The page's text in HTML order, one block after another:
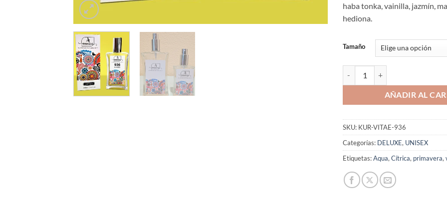
haba tonka, vainilla, jazmín,
hediona.
Tamaño
AÑADIR AL
SKU: KUR-VITAE-936
Categorías: DELUXE, UNISEX
Etiquetas:Aqua, Cítrica, primavera,